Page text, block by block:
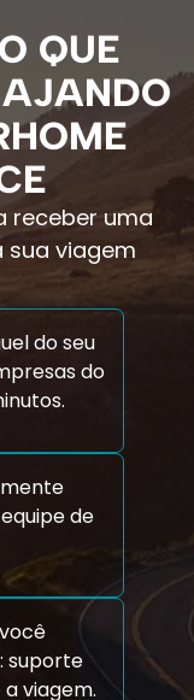
QUE
receber uma
viagem
do seu
do
de
suporte
viagem.